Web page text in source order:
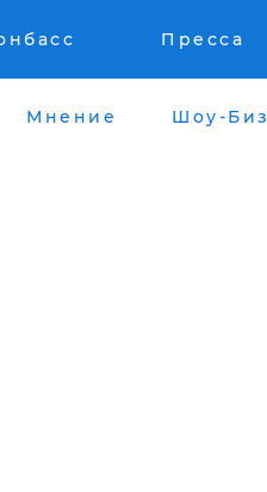
Пресса
Мнение Шоу-Биз